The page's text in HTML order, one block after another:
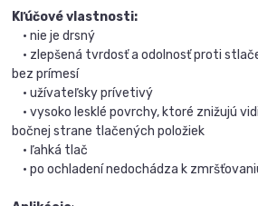
Kľúčové vlastnosti:
• nie je drsný
• zlepšená tvrdosť a odolnosť proti
bez prímesí
• užívateľsky prívetivý
• vysoko lesklé povrchy, ktoré znižujú
bočnej strane tlačených položiek
• ľahká tlač
• po ochladení nedochádza k